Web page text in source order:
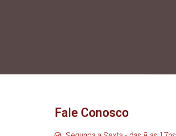
Fale Conosco